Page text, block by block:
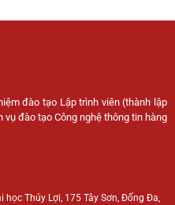
đào tạo Lập trình viên (thành lập
đào tạo Công nghệ thông tin hàng
học Thủy Lợi, 175 Tây Sơn, Đống Đa,